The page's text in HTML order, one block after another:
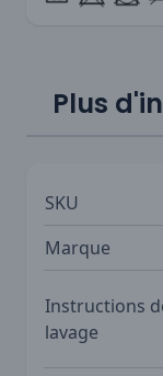
Plus
SKU
Marque
Instructions
lavage